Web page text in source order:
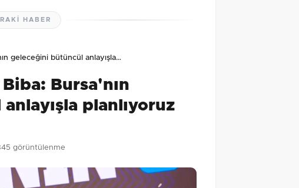
Gönder
HABER
geleceğini bütüncül anlayışla…
Bursa'nın
planlıyoruz
görüntülenme